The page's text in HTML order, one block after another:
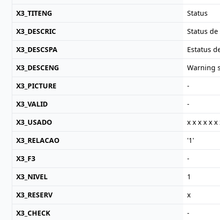
X3_TITENG
Status
X3_DESCRIC
Status
X3_DESCSPA
Estatus
X3_DESCENG
Warning
X3_PICTURE
-
X3_VALID
-
X3_USADO
x x x x x x
X3_RELACAO
'1'
X3_F3
-
X3_NIVEL
1
X3_RESERV
x
X3_CHECK
-